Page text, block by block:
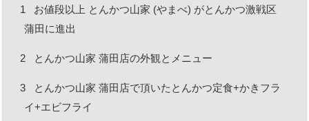
1
お値段以上 とんかつ山家 (やまべ) がとんかつ激戦区
蒲田に進出
2 とんかつ山家 蒲田店の外観とメニュー
3
とんかつ山家 蒲田店で頂いたとんかつ定食+かきフラ
イ+エビフライ